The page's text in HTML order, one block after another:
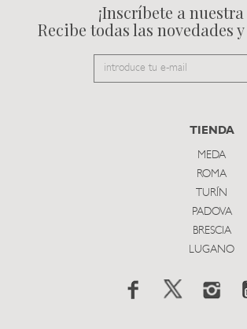
¡Inscríbete a
Recibe todas las novedades
Email
TIENDA
MEDA
ROMA
TURÍN
PADOVA
BRESCIA
LUGANO